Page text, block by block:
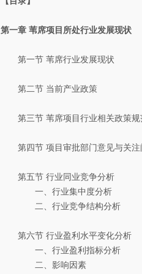
第一章 苇席项目所处行业发展现状
第一节 苇席行业发展现状
第二节 当前产业政策
第三节 苇席项目行业相关政策规
第四节 项目审批部门意见与关注
第五节 行业同业竞争分析
一、行业集中度分析
二、行业竞争结构分析
第六节 行业盈利水平变化分析
一、行业盈利指标分析
二、影响因素